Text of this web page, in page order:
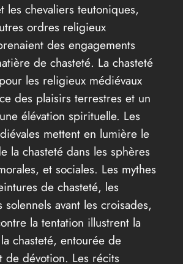
les chevaliers teutoniques,
ordres religieux
des engagements
de chasteté. La chasteté
les religieux médiévaux
des plaisirs terrestres et un
élévation spirituelle. Les
mettent en lumière le
la chasteté dans les sphères
et sociales. Les mythes
de chasteté, les
solennels avant les croisades,
la tentation illustrent la
chasteté, entourée de
de dévotion. Les récits